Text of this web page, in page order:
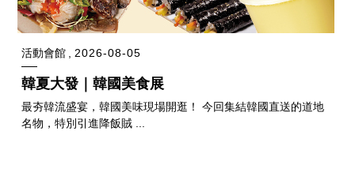
活動會館 2026-08-05
韓夏大發｜韓國美食展
最夯韓流盛宴，韓國美味現場開逛！ 今回集結韓國直送的道地
名物，特別引進降飯賊 ...